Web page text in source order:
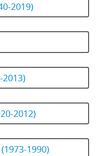
2019)
2013)
2012)
1990)